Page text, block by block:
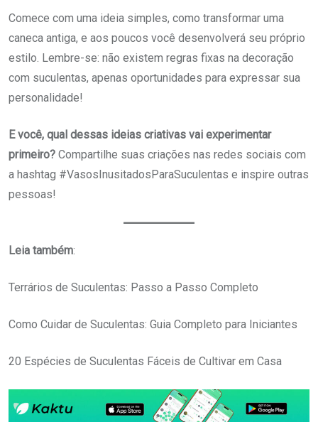
Comece com uma ideia simples, como transformar uma
caneca antiga, e aos poucos você desenvolverá seu próprio
estilo. Lembre-se: não existem regras fixas na decoração
com suculentas, apenas oportunidades para expressar sua
personalidade!
E você, qual dessas ideias criativas vai experimentar
primeiro? Compartilhe suas criações nas redes sociais com
a hashtag #VasosInusitadosParaSuculentas e inspire outras
pessoas!
Leia também:
Terrários de Suculentas: Passo a Passo Completo
Como Cuidar de Suculentas: Guia Completo para Iniciantes
20 Espécies de Suculentas Fáceis de Cultivar em Casa